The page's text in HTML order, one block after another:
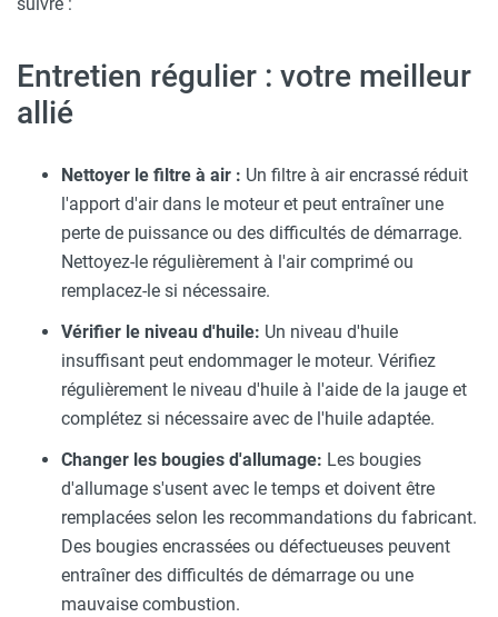
Entretien régulier : votre meilleur
allié
Nettoyer le filtre à air : Un filtre à air encrassé réduit
l'apport d'air dans le moteur et peut entraîner une
perte de puissance ou des difficultés de démarrage.
Nettoyez-le régulièrement à l'air comprimé ou
remplacez-le si nécessaire.
Vérifier le niveau d'huile: Un niveau d'huile
insuffisant peut endommager le moteur. Vérifiez
régulièrement le niveau d'huile à l'aide de la jauge et
complétez si nécessaire avec de l'huile adaptée.
Changer les bougies d'allumage: Les bougies
d'allumage s'usent avec le temps et doivent être
remplacées selon les recommandations du fabricant.
Des bougies encrassées ou défectueuses peuvent
entraîner des difficultés de démarrage ou une
mauvaise combustion.